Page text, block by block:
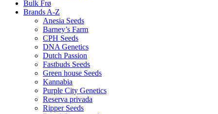
Bulk Frø
Brands A-Z
Anesia Seeds
Barney’s Farm
CPH Seeds
DNA Genetics
Dutch Passion
Fastbuds Seeds
Green house Seeds
Kannabia
Purple City Genetics
Reserva privada
Ripper Seeds